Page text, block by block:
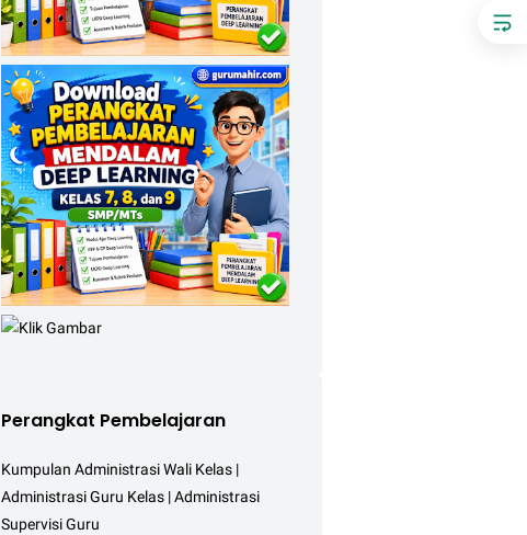
Perangkat Pembelajaran
Kumpulan Administrasi Wali Kelas |
Administrasi Guru Kelas | Administrasi
Supervisi Guru